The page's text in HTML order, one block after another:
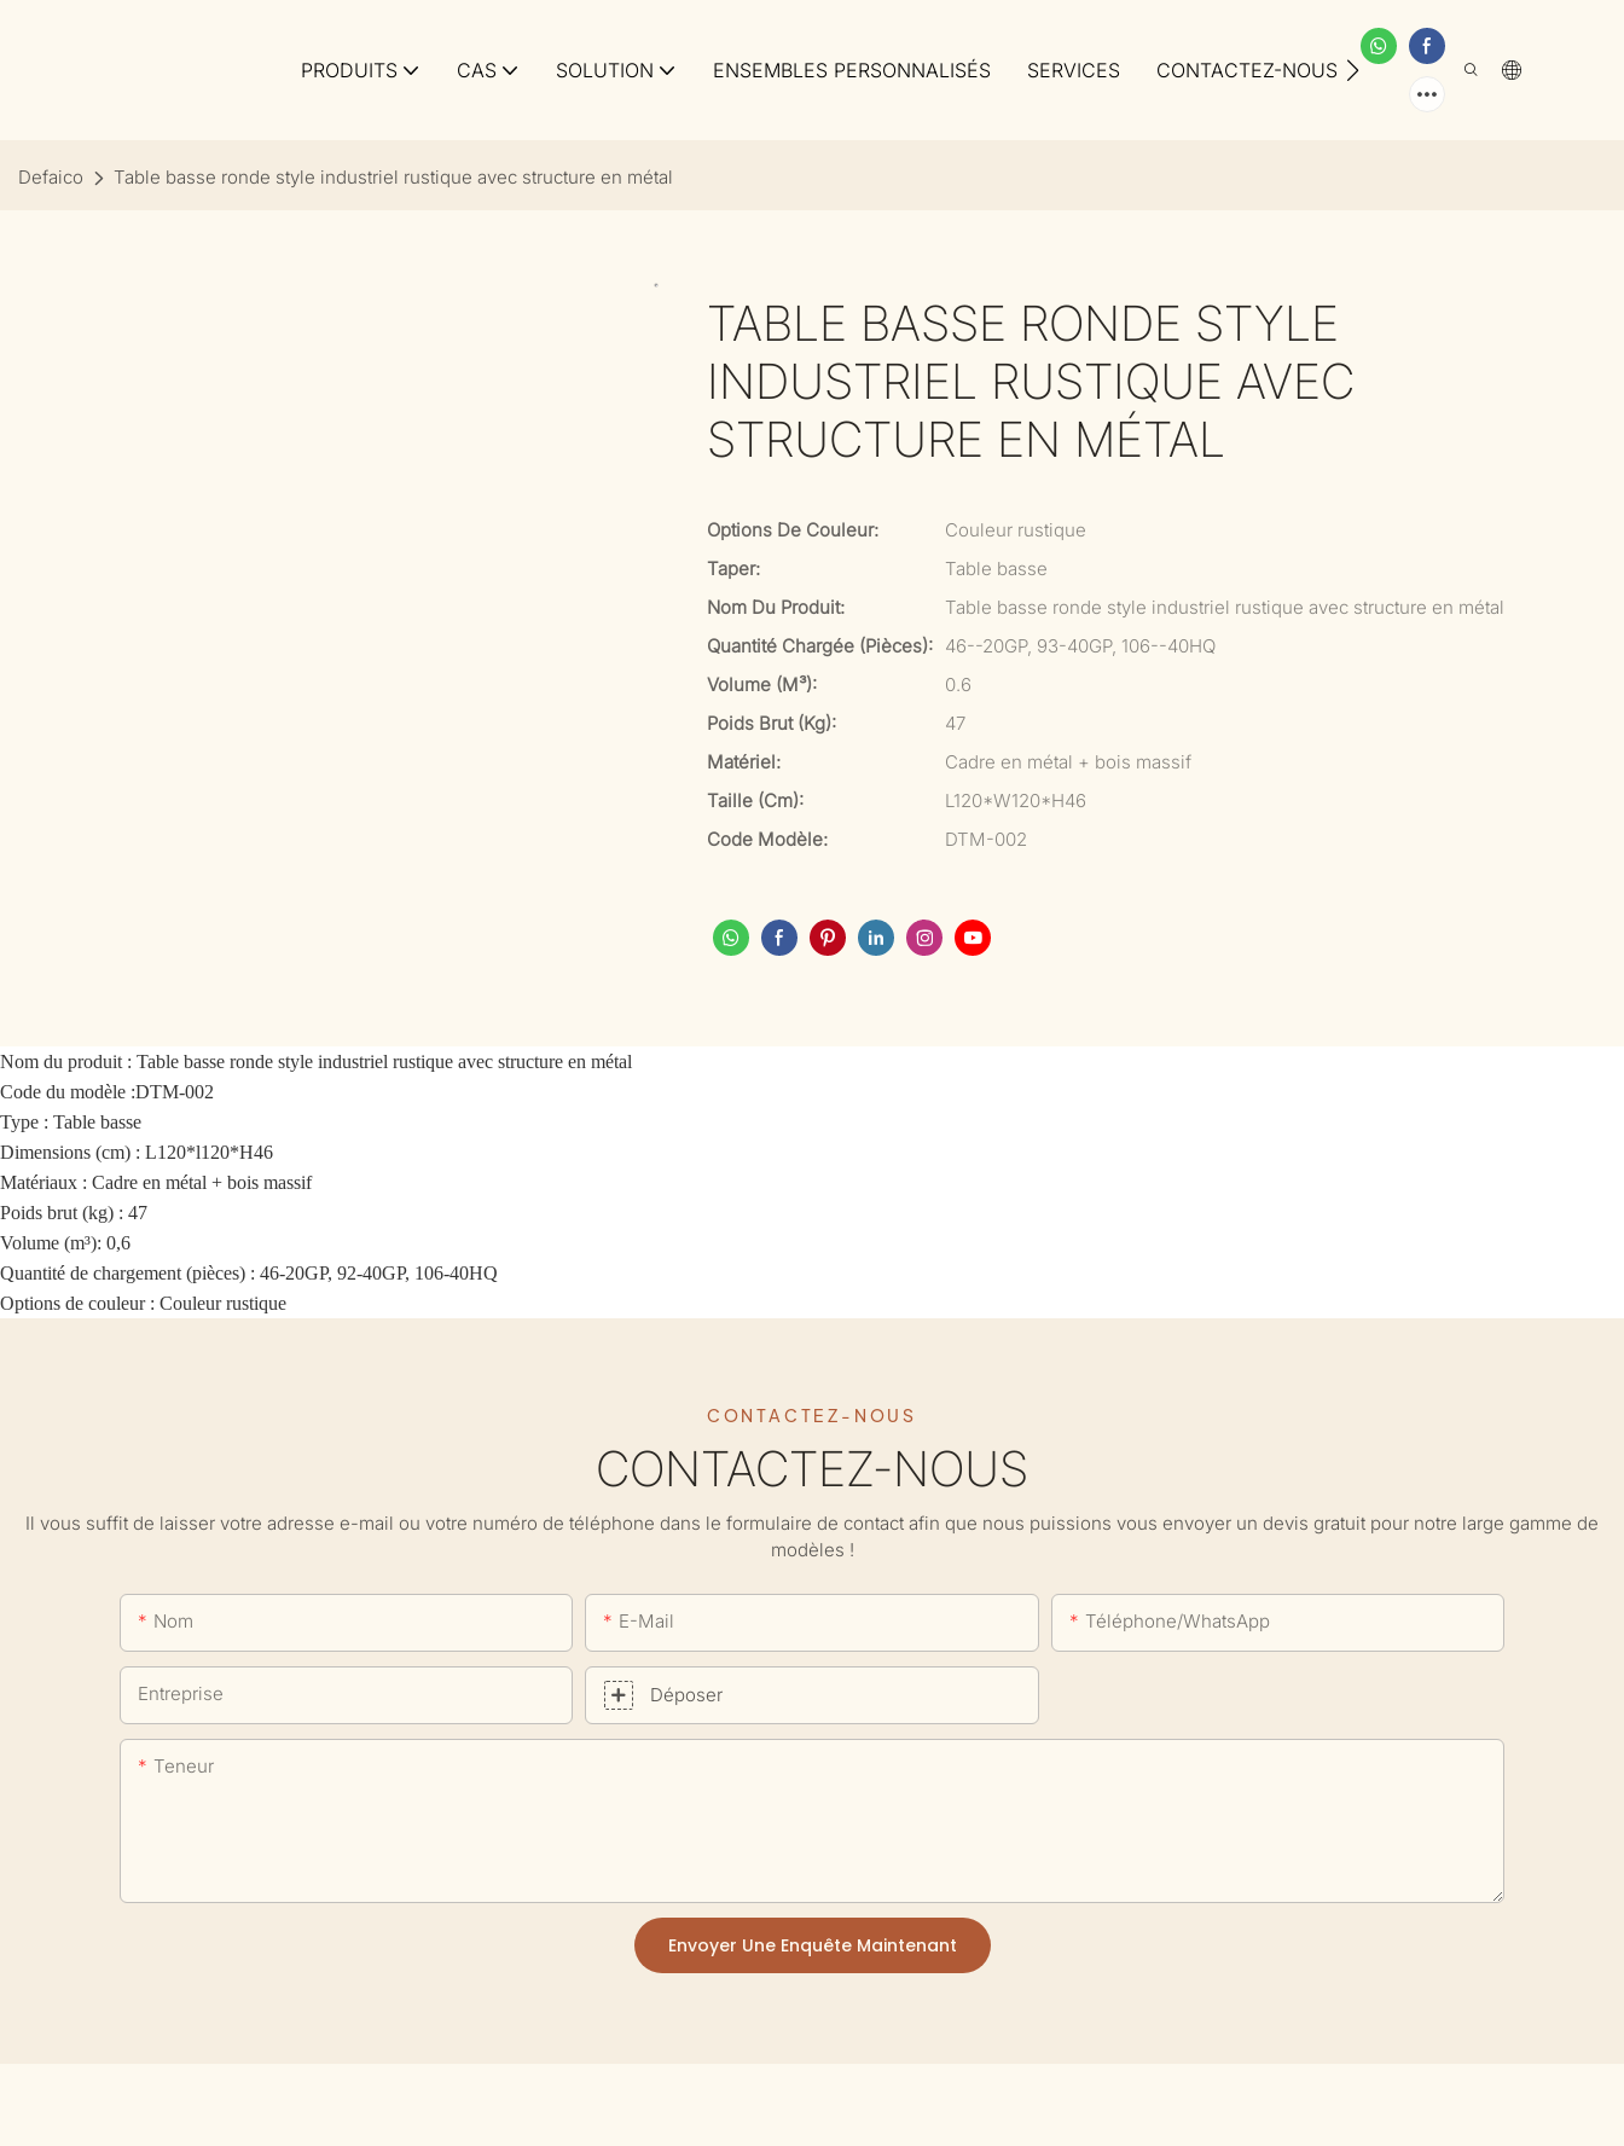
PRODUITS CAS SOLUTION ENSEMBLES PERSONNALISÉS SERVICES CONTACTEZ-NOUS À PROPOS DE NOUS
Defaico Table basse ronde style industriel rustique avec structure en métal
TABLE BASSE RONDE STYLE
INDUSTRIEL RUSTIQUE AVEC
STRUCTURE EN MÉTAL
Options De Couleur:
Couleur rustique
Taper:
Table basse
Nom Du Produit:
Table basse ronde style industriel rustique avec structure en métal
Quantité Chargée (pièces): 46--20GP, 93-40GP, 106--40HQ
Volume (m³):
0.6
Poids Brut (kg):
47
Matériel:
Cadre en métal + bois massif
Taille (cm):
L120*W120*H46
Code Modèle:
DTM-002
Nom du produit : Table basse ronde style industriel rustique avec structure en métal
Code du modèle :DTM-002
Type : Table basse
Dimensions (cm) : L120*l120*H46
Matériaux : Cadre en métal + bois massif
Poids brut (kg) : 47
Volume (m³): 0,6
Quantité de chargement (pièces) : 46-20GP, 92-40GP, 106-40HQ
Options de couleur : Couleur rustique
CONTACTEZ-NOUS
CONTACTEZ-NOUS
Il vous suffit de laisser votre adresse e-mail ou votre numéro de téléphone dans le formulaire de contact afin que nous puissions vous envoyer un devis gratuit pour notre large gamme de
modèles !
Nom E-Mail Téléphone/WhatsApp
Entreprise Déposer
Teneur
Envoyer Une Enquête Maintenant